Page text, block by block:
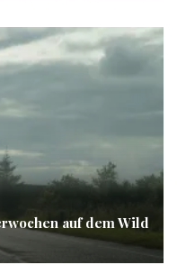
auf dem Wild